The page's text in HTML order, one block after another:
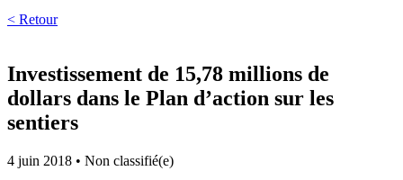
< Retour
Investissement de 15,78 millions de
dollars dans le Plan d’action sur les
sentiers
4 juin 2018 • Non classifié(e)